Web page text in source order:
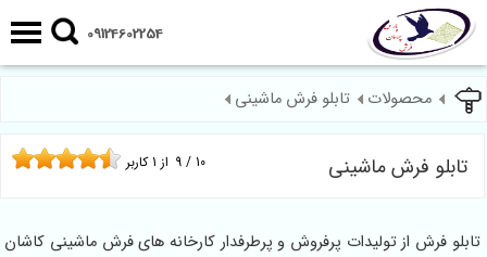
09124602254
محصولات تابلو فرش ماشینی
تابلو فرش ماشینی 9 / 10 از 1کاربر
تابلو فرش از تولیدات پرفروش و پرطرفدار کارخانه های فرش ماشینی کاشان